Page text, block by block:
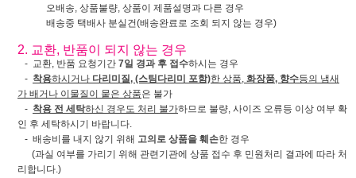
오배송, 상품불량, 상품이 제품설명과 다른 경우
배송중 택배사 분실건(배송완료로 조회 되지 않는 경우)
2. 교환, 반품이 되지 않는 경우
- 교환, 반품 요청기간 7일 경과 후 접수하시는 경우
- 착용하시거나 다리미질, (스팀다리미 포함)한 상품, 화장품, 향수등의 냄새
가 배거나 이물질이 뭍은 상품은 불가
- 착용 전 세탁하신 경우도 처리 불가하므로 불량, 사이즈 오류등 이상 여부 확
인 후 세탁하시기 바랍니다.
- 배송비를 내지 않기 위해 고의로 상품을 훼손한 경우
(과실 여부를 가리기 위해 관련기관에 상품 접수 후 민원처리 결과에 따라 처
리합니다.)